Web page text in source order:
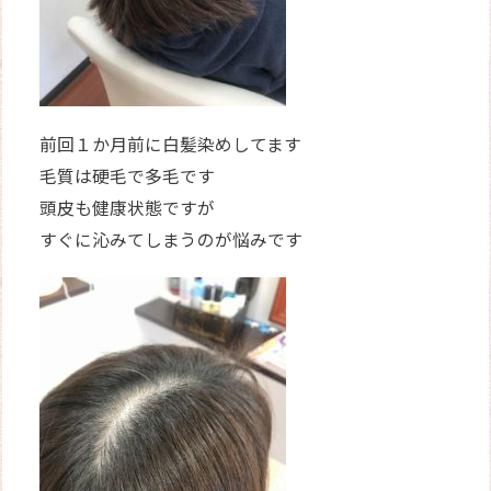
前回１か月前に白髪染めしてます
毛質は硬毛で多毛です
頭皮も健康状態ですが
すぐに沁みてしまうのが悩みです